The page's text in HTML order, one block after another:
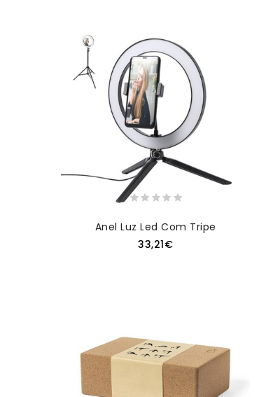
Anel Luz Led Com Tripe
33,21€